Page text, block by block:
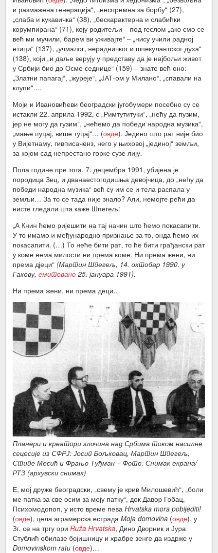
и размажена генерација“, „неспремна за борбу“ (27),
„слаба и кукавичка“ (38), „бескарактерна и слабићки
корумпирана“ (71), коју родитељи – под геслом „ако смо се
већ ми мучили, барем ви уживајте“ – „нису учили радној
етици“ (137), „учмалог, нерадничког и шпекулантског духа“
(138), који „и даље верују у представу да је најбољи живот
у Србији био до Осме седнице“ (159) – знате већ оно:
„Златни папагај“, „журеје“, „ЈАТ-ом у Милано“, „спавали на
клупи“….
Моји и Ивановићеви београдски југобумери посебно су се
истакли 22. априла 1992, с „Римтутитуки“, „нећу да пузим,
јер не могу да гузим“, „нећемо да победи народна музика“,
„мање пуцај, више туцај“… (овде). Једино што рат није био
у Вијетнаму, гивписаченз, него у њиховој „јединој“ земљи,
за којом сад непрестано горке сузе лију.
Пола године пре тога, 7. децембра 1991, убијена је
породица Зец, и дванаестогодишња девојчица, до „нећу да
победи народна музика“ већ су им се и тела распала у
земљи… За то се тада није знало? Али, немојте рећи да
нисте гледали шта каже Шпегељ:
„А Книн ћемо ријешити на тај начин што ћемо покасапити.
У то имамо и међународно признање за то, онда ћемо их
покасапити. (…) То неће бити рат, то ће бити грађански рат
у коме нема милости ни према коме. Ни према жени, ни
према дјеци“ (Мартин Шпегељ, 14. октобар 1990. у
Гакову,емитовано 25. јануара 1991).
Ни према жени, ни према деци…
Планери и креатори злочина над Србима током насилне
сецесије из СФРЈ: Јосип Бољковац, Мартин Шпегељ,
Стипе Месић и Фрањо Туђман – Фото: Снимак екрана/
РТЗ (архувски снимак)
Е, мој друже београдски, „свему је крив Милошевић“, „боли
ме патка за све осим за моју патку“, док Давор Гобац,
Психомодопоп, у исто време певаHrvatska mora pobijediti!
(овде), цела аграмерска естрадаMoja domovina (овде), у
Зг. се на тргу ориRuža Hrvatska, Дино Дворник и Јура
Стублић обилазе бојишницу и храбре зенге да издрже у
Domovinskom ratu (овде)…